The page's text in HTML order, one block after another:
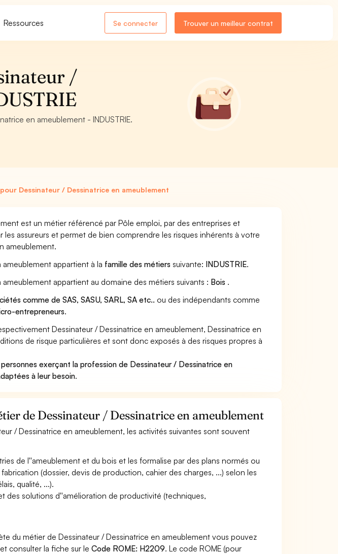
Ressources Se connecter Trouver un meilleur contrat
/
en ameublement - INDUSTRIE.
Dessinateur / Dessinatrice en ameublement
est un métier référencé par Pôle emploi, par des entreprises et
les assureurs et permet de bien comprendre les risques inhérents à votre
ameublement.
appartient à la famille des métiers suivante: INDUSTRIE.
appartient au domaine des métiers suivants : Bois .
comme de SAS, SASU, SARL, SA etc.. ou des indépendants comme
entrepreneurs.
Dessinateur / Dessinatrice en ameublement, Dessinatrice en
de risque particulières et sont donc exposés à des risques propres à
personnes exerçant la profession de Dessinateur / Dessinatrice en
à leur besoin.
de Dessinateur / Dessinatrice en ameublement
/ Dessinatrice en ameublement, les activités suivantes sont souvent
de l''ameublement et du bois et les formalise par des plans normés ou
(dossier, devis de production, cahier des charges, ...) selon les
qualité, ...).
des solutions d''amélioration de productivité (techniques,
du métier de Dessinateur / Dessinatrice en ameublement vous pouvez
consulter la fiche sur leCode ROME: H2209. Le code ROME (pour